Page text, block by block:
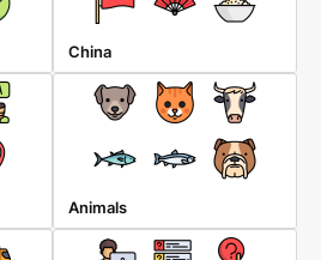
China
Animals